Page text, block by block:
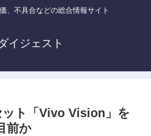
、不具合などの総合情報サイト
イジェスト
ト「Vivo Vision」を
前か